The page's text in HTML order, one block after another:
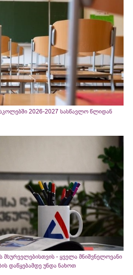
2026-2027 სასწავლო წლიდან
მსურველებისთვის - ყველა მნიშვნელოვანი
დაწყებამდე უნდა ნახოთ